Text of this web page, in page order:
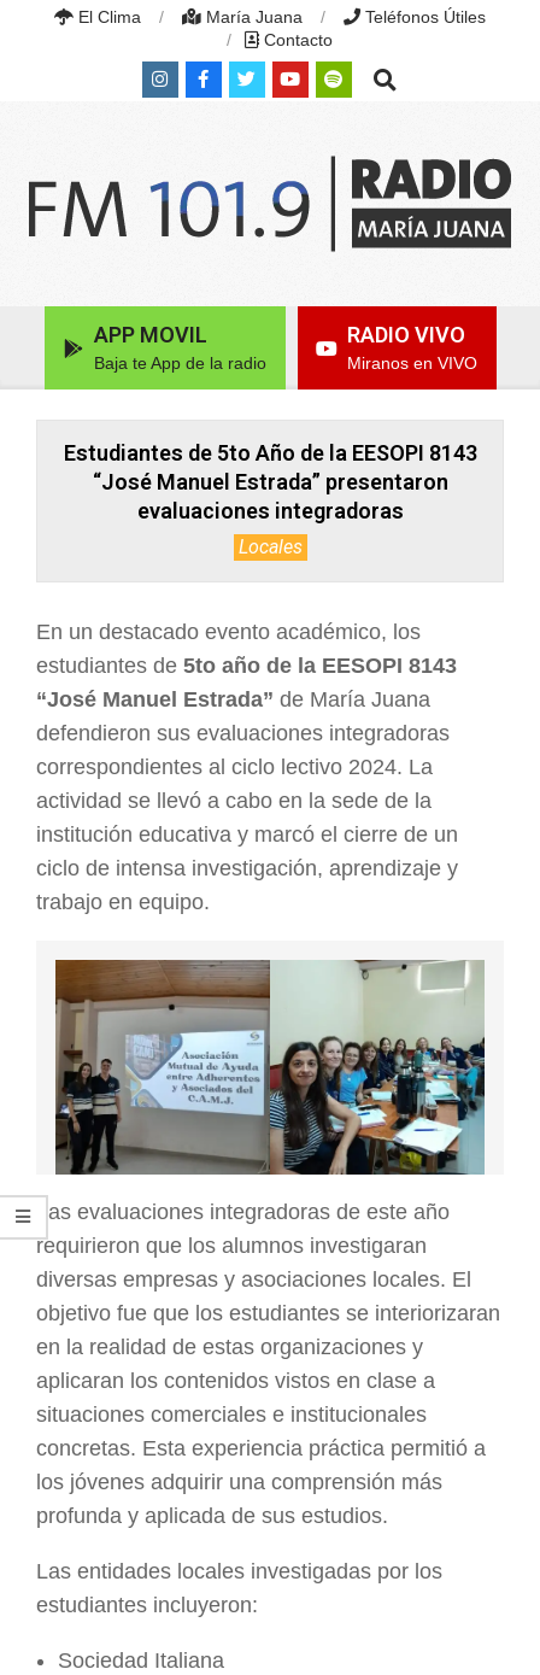
El Clima María Juana
Teléfonos Útiles
Contacto
Search
JUANA
FM
Navigation APP MOVIL
Baja te App de la radio
RADIO VIVO
Miranos en VIVO
Estudiantes de 5to Año de la EESOPI 8143
“José Manuel Estrada” presentaron
evaluaciones integradoras
Locales
En un destacado evento académico, los
estudiantes de 5to año de la EESOPI 8143
“José Manuel Estrada” de María Juana
defendieron sus evaluaciones integradoras
correspondientes al ciclo lectivo 2024. La
actividad se llevó a cabo en la sede de la
institución educativa y marcó el cierre de un
ciclo de intensa investigación, aprendizaje y
trabajo en equipo.
Las evaluaciones integradoras de este año
requirieron que los alumnos investigaran
diversas empresas y asociaciones locales. El
objetivo fue que los estudiantes se interiorizaran
en la realidad de estas organizaciones y
aplicaran los contenidos vistos en clase a
situaciones comerciales e institucionales
concretas. Esta experiencia práctica permitió a
los jóvenes adquirir una comprensión más
profunda y aplicada de sus estudios.
Las entidades locales investigadas por los
estudiantes incluyeron:
Sociedad Italiana